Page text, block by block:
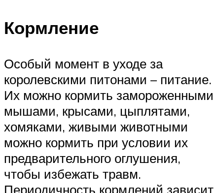
Кормление
Особый момент в уходе за
королевскими питонами – питание.
Их можно кормить замороженными
мышами, крысами, цыплятами,
хомяками, живыми животными
можно кормить при условии их
предварительного оглушения,
чтобы избежать травм.
Периодичность кормлений зависит